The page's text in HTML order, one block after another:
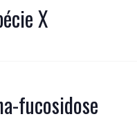
X
fucosidose